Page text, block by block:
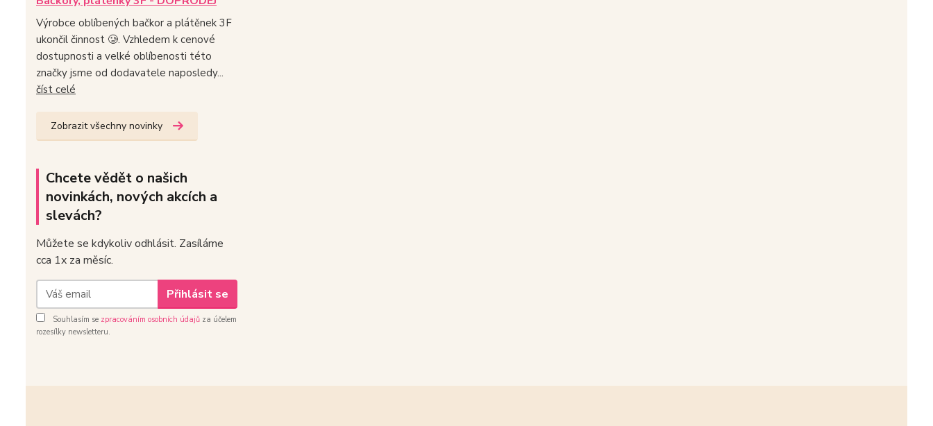
Výrobce oblíbených bačkor a plátěnek 3F
ukončil činnost 🥲. Vzhledem k cenové
dostupnosti a velké oblíbenosti této
značky jsme od dodavatele naposledy...
číst celé
Zobrazit všechny novinky
Chcete vědět o našich
novinkách, nových akcích a
slevách?
Můžete se kdykoliv odhlásit. Zasíláme
cca 1x za měsíc.
Přihlásit se
Souhlasím se zpracováním osobních údajů za účelem
rozesílky newsletteru.